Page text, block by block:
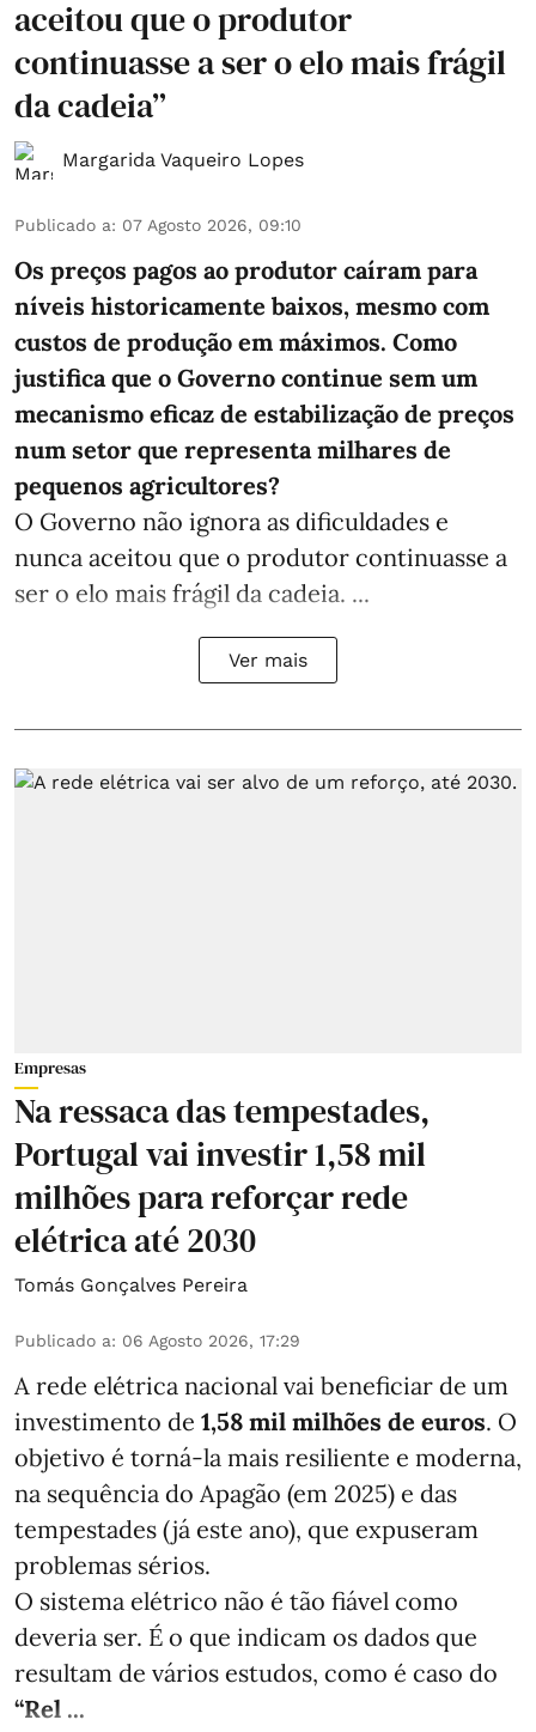
aceitou que o produtor
continuasse a ser o elo mais frágil
da cadeia”
Margarida Vaqueiro Lopes
Publicado a: 07 Agosto 2026, 09:10
Os preços pagos ao produtor caíram para
níveis historicamente baixos, mesmo com
custos de produção em máximos. Como
justifica que o Governo continue sem um
mecanismo eficaz de estabilização de preços
num setor que representa milhares de
pequenos agricultores?
O Governo não ignora as dificuldades e
nunca aceitou que o produtor continuasse a
ser o elo mais frágil da cadeia. ...
Ver mais
Empresas
Na ressaca das tempestades,
Portugal vai investir 1,58 mil
milhões para reforçar rede
elétrica até 2030
Tomás Gonçalves Pereira
Publicado a: 06 Agosto 2026, 17:29
A rede elétrica nacional vai beneficiar de um
investimento de 1,58 mil milhões de euros. O
objetivo é torná-la mais resiliente e moderna,
na sequência do Apagão (em 2025) e das
tempestades (já este ano), que expuseram
problemas sérios.
O sistema elétrico não é tão fiável como
deveria ser. É o que indicam os dados que
resultam de vários estudos, como é caso do
“Rel ...